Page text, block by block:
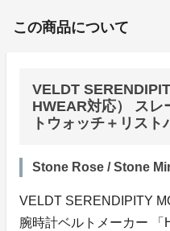
この商品について
VELDT
HWEAR対応） スレ
トウォッチ＋リスト
Stone Rose / Stone
VELDT SERENDIPITY
腕時計ベルトメーカー